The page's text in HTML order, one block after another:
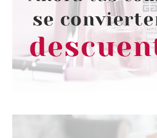
HERMES TERRE D´HERMES
DEO VAPO 150 ML
Pvr 43.00€
-49%
desde
21.95€